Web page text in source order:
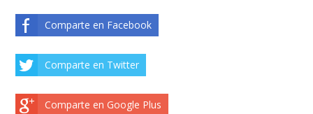
Comparte en Facebook
Comparte en Twitter
Comparte en Google Plus